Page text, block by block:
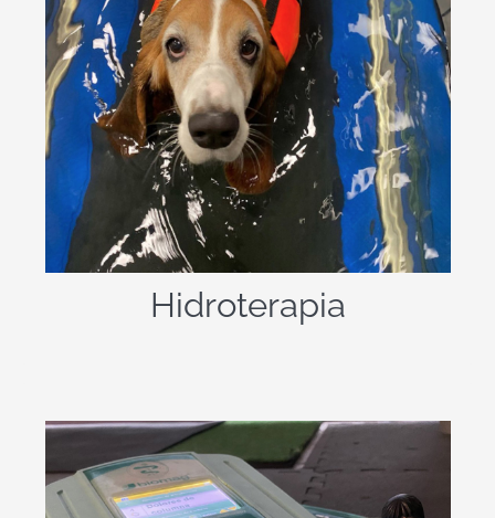
Hidroterapia
La hidroterapia animal es básicamente
el empleo del agua como terapia para
aliviar a los perros de ciertos dolores,
determinadas patologías y fortalecer
sus músculos
. También se sirve de la
presión que ejerce el líquido elemento
en el cuerpo de los animales.